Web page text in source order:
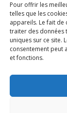
Pour offrir les
telles que les
appareils. Le fait de
traiter des données
uniques sur ce site.
consentement peut
et fonctions.